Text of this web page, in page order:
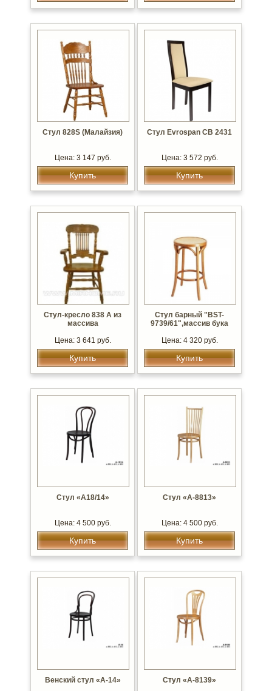
Стул 828S (Малайзия)
Цена: 3 147 руб.
Купить
Стул Evrospan CB 2431
Цена: 3 572 руб.
Купить
Стул-кресло 838 A из
массива
Цена: 3 641 руб.
Купить
Стул барный "BST-
9739/61",массив бука
Цена: 4 320 руб.
Купить
Стул «А18/14»
Цена: 4 500 руб.
Купить
Стул «А-8813»
Цена: 4 500 руб.
Купить
Венский стул «А-14» Стул «А-8139»